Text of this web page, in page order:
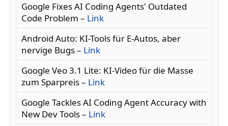
Google Fixes AI Coding Agents' Outdated
Code Problem – Link
Android Auto: KI-Tools für E-Autos, aber
nervige Bugs – Link
Google Veo 3.1 Lite: KI-Video für die Masse
zum Sparpreis – Link
Google Tackles AI Coding Agent Accuracy with
New Dev Tools – Link